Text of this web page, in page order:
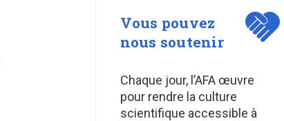
Vous pouvez
nous soutenir
Chaque jour, l’AFA œuvre
pour rendre la culture
scientifique accessible à